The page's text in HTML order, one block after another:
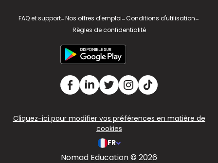
FAQ et support-Nos offres d'emploi-Conditions d'utilisation-
Règles de confidentialité
Cliquez-ici pour modifier vos préférences en matière de
cookies
FR
Nomad Education © 2026